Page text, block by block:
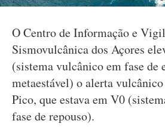
O Centro de Informação e
Sismovulcânica dos Açores
(sistema vulcânico em fase
metaestável) o alerta
Pico, que estava em V0
fase de repouso).